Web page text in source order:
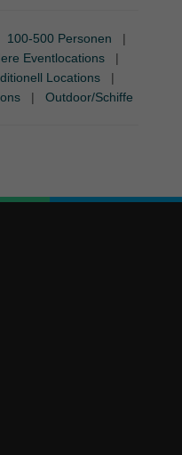
100-500 Personen |
Eventlocations |
Locations |
| Outdoor/Schiffe